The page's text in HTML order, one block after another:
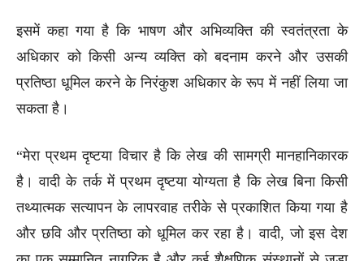
इसमें कहा गया है कि भाषण और अभिव्यक्ति की स्वतंत्रता के
अधिकार को किसी अन्य व्यक्ति को बदनाम करने और उसकी
प्रतिष्ठा धूमिल करने के निरंकुश अधिकार के रूप में नहीं लिया जा
सकता है।
“मेरा प्रथम दृष्टया विचार है कि लेख की सामग्री मानहानिकारक
है। वादी के तर्क में प्रथम दृष्टया योग्यता है कि लेख बिना किसी
तथ्यात्मक सत्यापन के लापरवाह तरीके से प्रकाशित किया गया है
और छवि और प्रतिष्ठा को धूमिल कर रहा है। वादी, जो इस देश